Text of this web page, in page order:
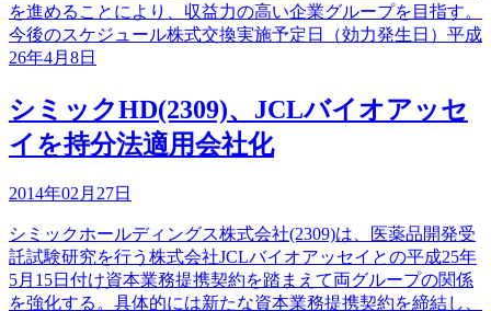
を進めることにより、収益力の高い企業グループを目指す。
今後のスケジュール株式交換実施予定日（効力発生日）平成
26年4月8日
シミックHD(2309)、JCLバイオアッセ
イを持分法適用会社化
2014年02月27日
シミックホールディングス株式会社(2309)は、医薬品開発受
託試験研究を行う株式会社JCLバイオアッセイとの平成25年
5月15日付け資本業務提携契約を踏まえて両グループの関係
を強化する。具体的には新たな資本業務提携契約を締結し、